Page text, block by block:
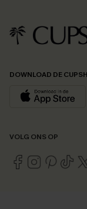
DOWNLOAD DE
VOLG ONS OP